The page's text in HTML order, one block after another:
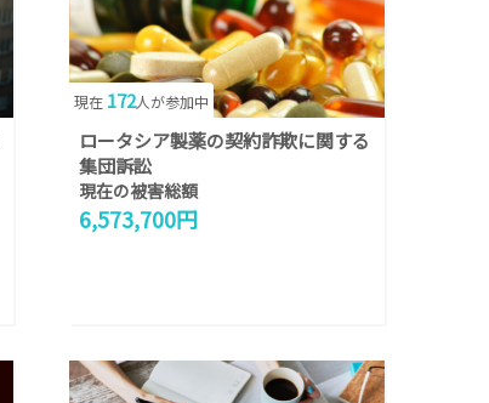
現在172人が参加中
ロータシア製薬の契約詐欺に関する
集団訴訟
現在の被害総額
6,573,700円